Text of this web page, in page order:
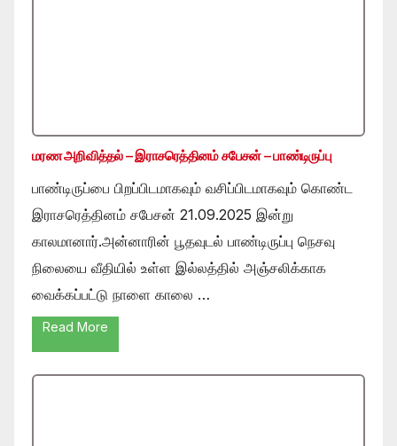
மரண அறிவித்தல் – இராசரெத்தினம் சபேசன் – பாண்டிருப்பு
பாண்டிருப்பை பிறப்பிடமாகவும் வசிப்பிடமாகவும் கொண்ட
இராசரெத்தினம் சபேசன் 21.09.2025 இன்று
காலமானார்.அன்னாரின் பூதவுடல் பாண்டிருப்பு நெசவு
நிலையை வீதியில் உள்ள இல்லத்தில் அஞ்சலிக்காக
வைக்கப்பட்டு நாளை காலை …
Read More